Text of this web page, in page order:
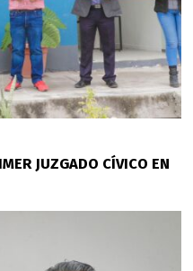
JUZGADO CÍVICO EN